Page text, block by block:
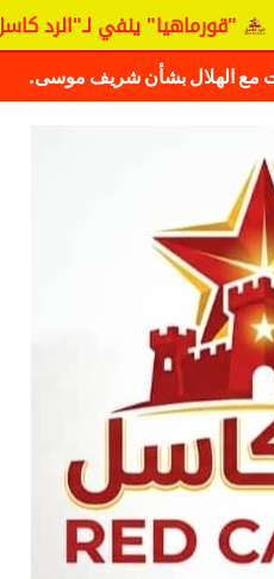
ينفي لـ"الرد كاسل"